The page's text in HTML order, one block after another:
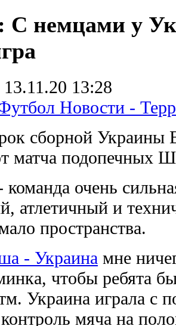
немцами у
13.11.20 13:28
Новости -
сборной Украины
матча подопечных
очень
атлетичный и
пространства.
- Украина мне
чтобы ребята
Украина играла с
мяча на